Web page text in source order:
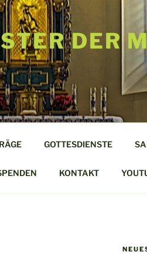
DER
GOTTESDIENSTE
KONTAKT